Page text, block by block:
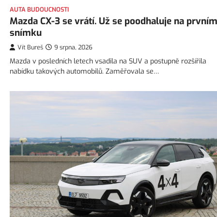
AUTA BUDOUCNOSTI
Mazda CX-3 se vrátí. Už se poodhaluje na prvním
snímku
Vít Bureš 9 srpna, 2026
Mazda v posledních letech vsadila na SUV a postupně rozšířila
nabídku takových automobilů. Zaměřovala se…